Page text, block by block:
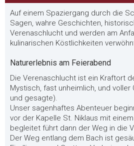
Auf einem Spaziergang durch die
Sagen, wahre Geschichten,
Verenaschlucht und werden am
kulinarischen Köstlichkeiten
Naturerlebnis am Feierabend
Die Verenaschlucht ist ein Kraftort
Mystisch, fast unheimlich, und
und gesagte).
Unser sagenhaftes Abenteuer
vor der Kapelle St. Niklaus mit
begleitet führt dann der Weg in die
Der Weg entlang dem Bach ist